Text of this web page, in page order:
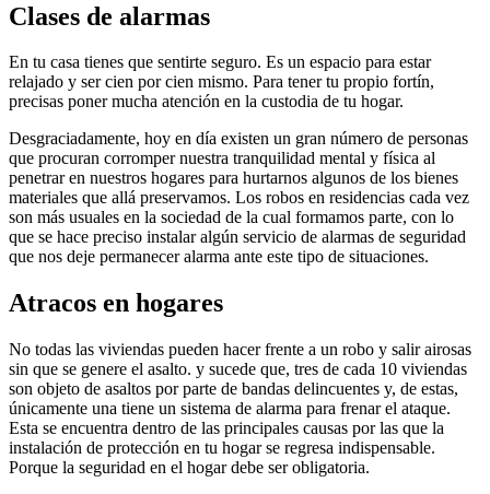
Clases de alarmas
En tu casa tienes que sentirte seguro. Es un espacio para estar
relajado y ser cien por cien mismo. Para tener tu propio fortín,
precisas poner mucha atención en la custodia de tu hogar.
Desgraciadamente, hoy en día existen un gran número de personas
que procuran corromper nuestra tranquilidad mental y física al
penetrar en nuestros hogares para hurtarnos algunos de los bienes
materiales que allá preservamos. Los robos en residencias cada vez
son más usuales en la sociedad de la cual formamos parte, con lo
que se hace preciso instalar algún servicio de alarmas de seguridad
que nos deje permanecer alarma ante este tipo de situaciones.
Atracos en hogares
No todas las viviendas pueden hacer frente a un robo y salir airosas
sin que se genere el asalto. y sucede que, tres de cada 10 viviendas
son objeto de asaltos por parte de bandas delincuentes y, de estas,
únicamente una tiene un sistema de alarma para frenar el ataque.
Esta se encuentra dentro de las principales causas por las que la
instalación de protección en tu hogar se regresa indispensable.
Porque la seguridad en el hogar debe ser obligatoria.